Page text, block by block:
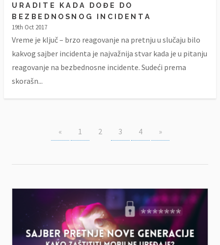
URADITE KADA DOĐE DO
BEZBEDNOSNOG INCIDENTA
19th Oct 2017
Vreme je ključ – brzo reagovanje na pretnju u slučaju bilo
kakvog sajber incidenta je najvažnija stvar kada je u pitanju
reagovanje na bezbednosne incidente. Sudeći prema
skorašn...
« 1 2 3 4 »